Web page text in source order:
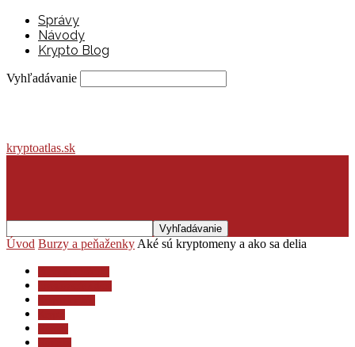
Správy
Návody
Krypto Blog
Vyhľadávanie
kryptoatlas.sk
Úvod Burzy a peňaženky Aké sú kryptomeny a ako sa delia